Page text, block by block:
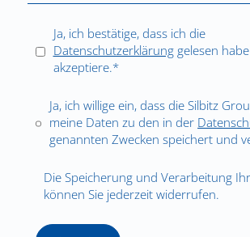
Ja, ich bestätige, dass ich die
Datenschutzerklärunggelesen
akzeptiere.*
Ja, ich willige ein, dass die Silbitz
meine Daten zu den in der
genannten Zwecken speichert und
Die Speicherung und Verarbeitung
können Sie jederzeit widerrufen.